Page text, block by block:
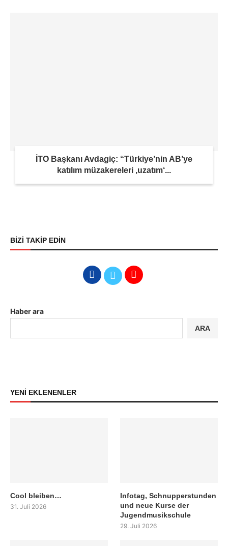
İTO Başkanı Avdagiç: “Türkiye’nin AB’ye
katılım müzakereleri ‚uzatım‘...
BİZİ TAKİP EDİN
Haber ara
ARA
YENİ EKLENENLER
Cool bleiben…
31. Juli 2026
Infotag, Schnupperstunden
und neue Kurse der
Jugendmusikschule
29. Juli 2026